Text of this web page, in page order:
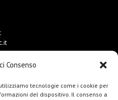
Consenso
tecnologie come i cookie per
del dispositivo. Il consenso a